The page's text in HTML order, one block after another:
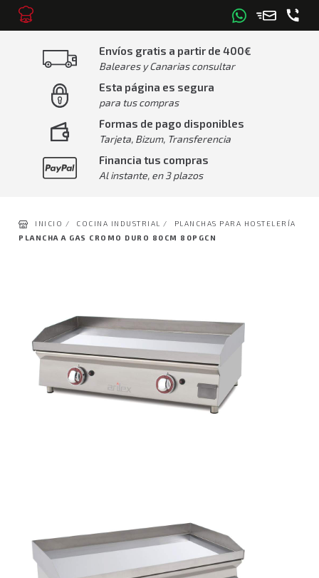
Envíos gratis a partir de 400€
Baleares y Canarias consultar
Esta página es segura
para tus compras
Formas de pago disponibles
Tarjeta, Bizum, Transferencia
Financia tus compras
Al instante, en 3 plazos
INICIO / COCINA INDUSTRIAL /
PLANCHAS PARA HOSTELERÍA
PLANCHA A GAS CROMO DURO 80CM 80PGCN